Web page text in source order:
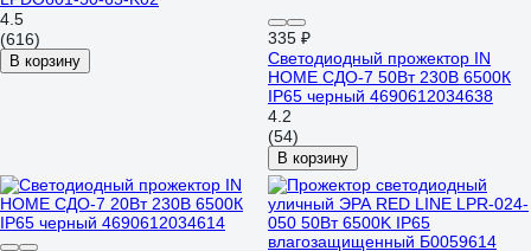
4.5
(616)
В корзину
335 ₽
Светодиодный прожектор IN
HOME СДО-7 50Вт 230В 6500К
IP65 черный 4690612034638
4.2
(54)
В корзину